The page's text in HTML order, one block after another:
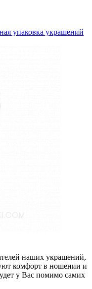
упаковка украшений
наших украшений,
комфорт в ношении и
у Вас помимо самих